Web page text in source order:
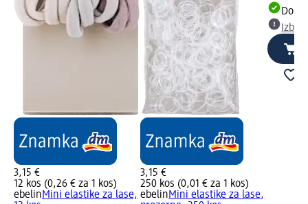
3,15 €
12 kos (0,26 € za 1 kos)
ebelinMini elastike za lase,
3,15 €
250 kos (0,01 € za 1 kos)
ebelinMini elastike za lase,